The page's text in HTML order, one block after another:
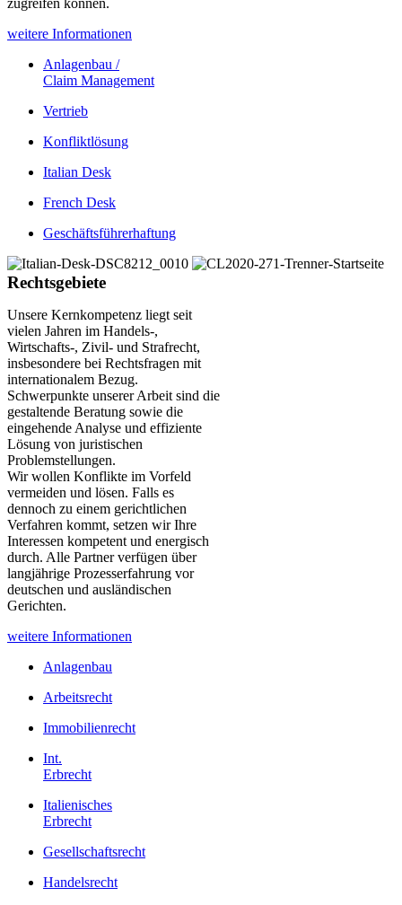
weitere Informationen
Anlagenbau /
Claim Management
Vertrieb
Konfliktlösung
Italian Desk
French Desk
Geschäftsführerhaftung
Rechtsgebiete
Unsere Kernkompetenz liegt seit
vielen Jahren im Handels-,
Wirtschafts-, Zivil- und Strafrecht,
insbesondere bei Rechtsfragen mit
internationalem Bezug.
Schwerpunkte unserer Arbeit sind die
gestaltende Beratung sowie die
eingehende Analyse und effiziente
Lösung von juristischen
Problemstellungen.
Wir wollen Konflikte im Vorfeld
vermeiden und lösen. Falls es
dennoch zu einem gerichtlichen
Verfahren kommt, setzen wir Ihre
Interessen kompetent und energisch
durch. Alle Partner verfügen über
langjährige Prozesserfahrung vor
deutschen und ausländischen
Gerichten.
weitere Informationen
Anlagenbau
Arbeitsrecht
Immobilienrecht
Int.
Erbrecht
Italienisches
Erbrecht
Gesellschaftsrecht
Handelsrecht